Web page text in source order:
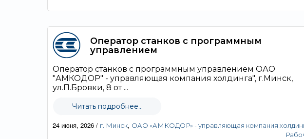
Оператор станков с программным
управлением
Оператор станков с программным управлением ОАО
"АМКОДОР" - управляющая компания холдинга", г.Минск,
ул.П.Бровки, 8 от ...
Читать подробнее...
24 июня, 2026 / г. Минск, ОАО «АМКОДОР» - управляющая компания